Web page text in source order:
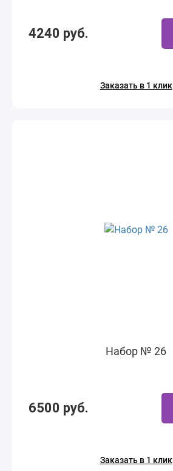
4240 руб.
Заказать в 1 клик
Набор № 26
6500 руб.
Заказать в 1 клик